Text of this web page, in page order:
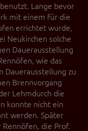
Lange bevor
mit einem für die
errichtet wurde,
Neukirchen solche
Dauerausstellung
wie das
Dauerausstellung zu
Brennvorgang
Lehmdurch die
konnte nicht ein
werden. Später
die Prof.